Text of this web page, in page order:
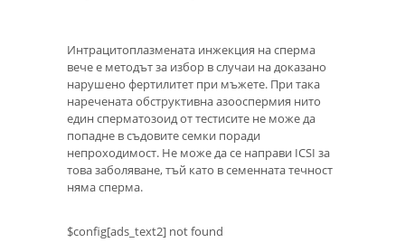
Интрацитоплазмената инжекция на сперма
вече е методът за избор в случаи на доказано
нарушено фертилитет при мъжете. При така
наречената обструктивна азооспермия нито
един сперматозоид от тестисите не може да
попадне в съдовите семки поради
непроходимост. Не може да се направи ICSI за
това заболяване, тъй като в семенната течност
няма сперма.
$config[ads_text2] not found